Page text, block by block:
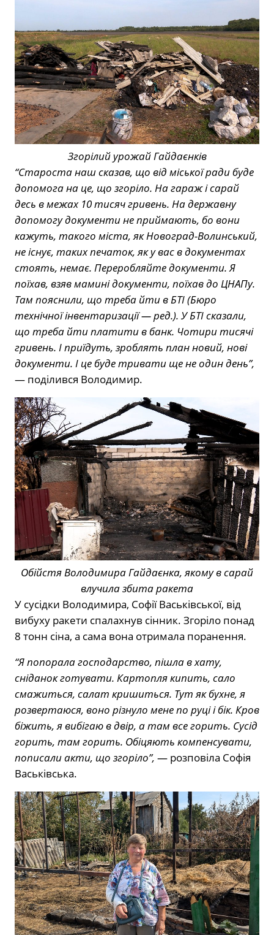
Згорілий урожай Гайдаєнків
“Староста наш сказав, що від міської ради буде
допомога на це, що згоріло. На гараж і сарай
десь в межах 10 тисяч гривень. На державну
допомогу документи не приймають, бо вони
кажуть, такого міста, як Новоград-Волинський,
не існує, таких печаток, як у вас в документах
стоять, немає. Переробляйте документи. Я
поїхав, взяв мамині документи, поїхав до ЦНАПу.
Там пояснили, що треба йти в БТІ (­Бюро
технічної інвентаризації — ред.). У БТІ сказали,
що треба йти платити в банк. Чотири тисячі
гривень. І приїдуть, зроблять план новий, нові
документи. І це буде тривати ще не один день”,
— поділився Володимир.
Обійстя Володимира Гайдаєнка, якому в сарай
влучила збита ракета
У сусідки Володимира, Софії Васьківської, від
вибуху ракети спалахнув сінник. Згоріло понад
8 тонн сіна, а сама вона отримала поранення.
“Я попорала господарство, пішла в хату,
сніданок готувати. Картопля кипить, сало
смажиться, салат кришиться. Тут як бухне, я
розвертаюся, воно різнуло мене по руці і бік. Кров
біжить, я вибігаю в двір, а там все горить. Сусід
горить, там горить. Обіцяють компенсувати,
пописали акти, що згоріло”, — розповіла Софія
Васьківська.